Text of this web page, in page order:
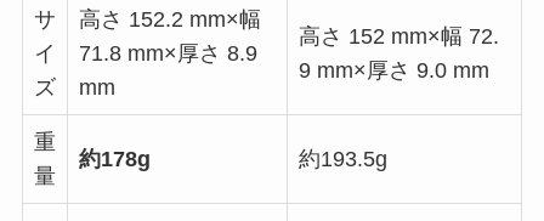
サ
イ
ズ
高さ 152.2 mm×幅
71.8 mm×厚さ 8.9
mm
高さ 152 mm×幅 72.
9 mm×厚さ 9.0 mm
重
量
約178g 約193.5g